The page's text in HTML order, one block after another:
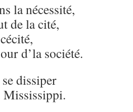
la nécessité,
de la cité,
d’la société.
dissiper
Mississippi.